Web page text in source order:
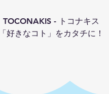
TOCONAKIS - トコナキス
「好きなコト」をカタチに！